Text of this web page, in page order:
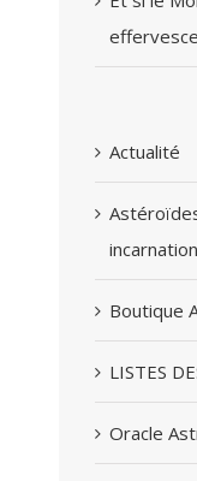
Actualité
incarnation
Boutique
LISTES
Oracle